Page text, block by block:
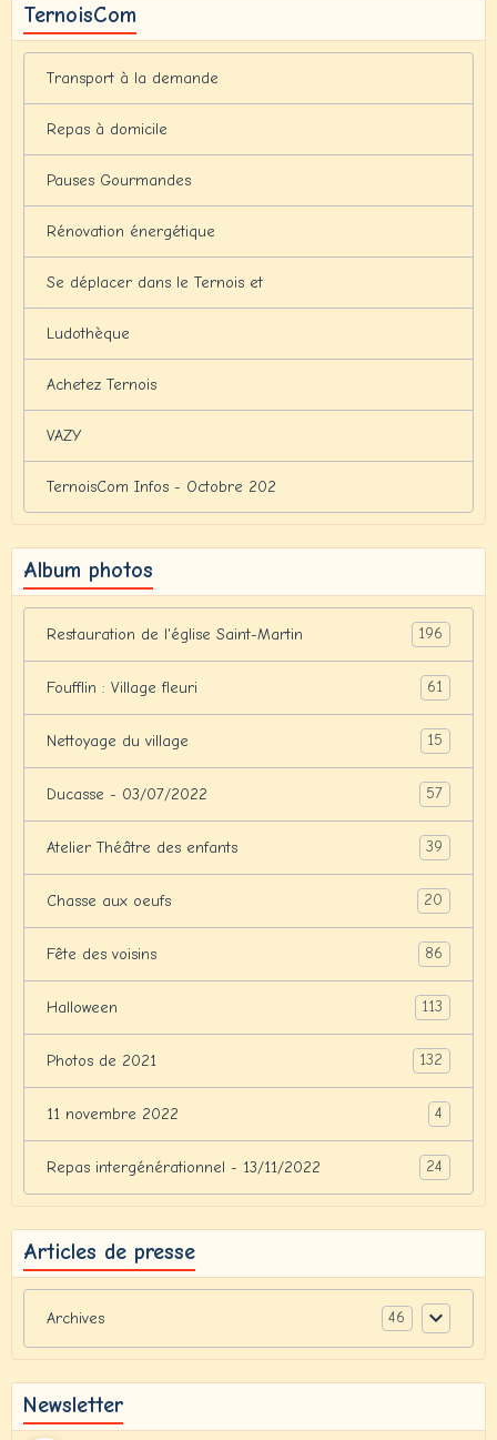
TernoisCom
Transport à la demande
Repas à domicile
Pauses Gourmandes
Rénovation énergétique
Se déplacer dans le Ternois et
Ludothèque
Achetez Ternois
VAZY
TernoisCom Infos - Octobre 202
Album photos
Restauration de l'église Saint-Martin 196
Foufflin : Village fleuri 61
Nettoyage du village 15
Ducasse - 03/07/2022 57
Atelier Théâtre des enfants 39
Chasse aux oeufs 20
Fête des voisins 86
Halloween 113
Photos de 2021 132
11 novembre 2022 4
Repas intergénérationnel - 13/11/2022 24
Articles de presse
Archives 46
Newsletter